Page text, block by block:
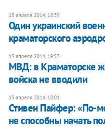
15 апреля 2014, 18:39
Один украинский
краматорского
15 апреля 2014, 19:53
МВД: в Краматорске
войска не вводили
15 апреля 2014, 18:01
Стивен Пайфер: «По-
не способны начать